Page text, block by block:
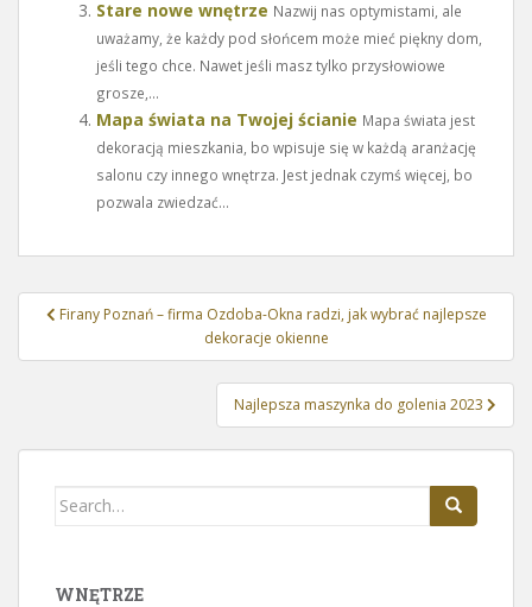
Stare nowe wnętrze Nazwij nas optymistami, ale
uważamy, że każdy pod słońcem może mieć piękny dom,
jeśli tego chce. Nawet jeśli masz tylko przysłowiowe
grosze,...
Mapa świata na Twojej ścianie Mapa świata jest
dekoracją mieszkania, bo wpisuje się w każdą aranżację
salonu czy innego wnętrza. Jest jednak czymś więcej, bo
pozwala zwiedzać...
Nawigacja
Firany Poznań – firma Ozdoba-Okna radzi, jak wybrać najlepsze
dekoracje okienne
Najlepsza maszynka do golenia 2023
Search
WNĘTRZE